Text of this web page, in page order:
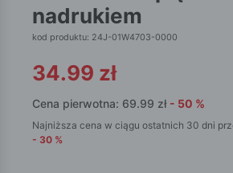
nadrukiem
kod produktu: 24J-01W4703-0000
34.99 zł
Cena pierwotna: 69.99 zł - 50 %
Najniższa cena w ciągu ostatnich 30 dni
- 30 %